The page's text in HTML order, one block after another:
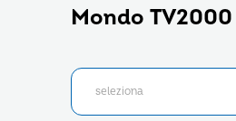
Mondo TV2000